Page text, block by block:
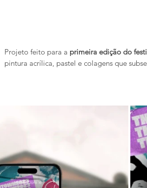
Projeto feito para a primeira edição do
pintura acrílica, pastel e colagens que